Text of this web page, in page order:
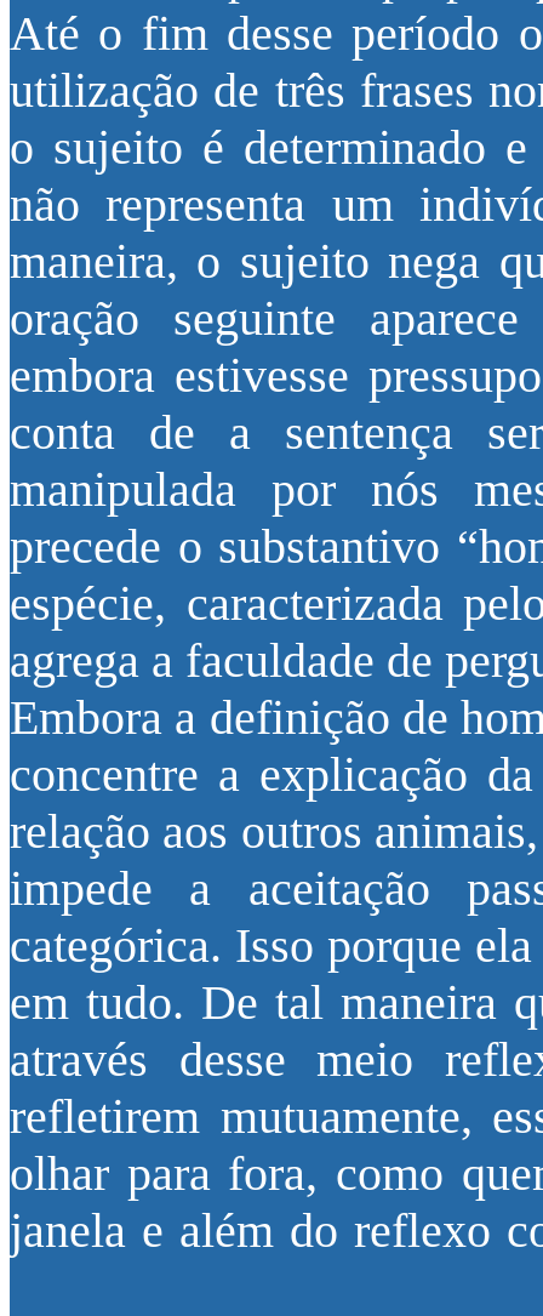
Até o fim desse período
utilização de três frases
o sujeito é determinado
não representa um
maneira, o sujeito nega
oração seguinte
embora estivesse
conta de a sentença
manipulada por nós
precede o substantivo
espécie, caracterizada
agrega a faculdade de
Embora a definição de
concentre a explicação
relação aos outros
impede a aceitação
categórica. Isso porque
em tudo. De tal maneira
através desse meio
refletirem mutuamente,
olhar para fora, como
janela e além do reflexo